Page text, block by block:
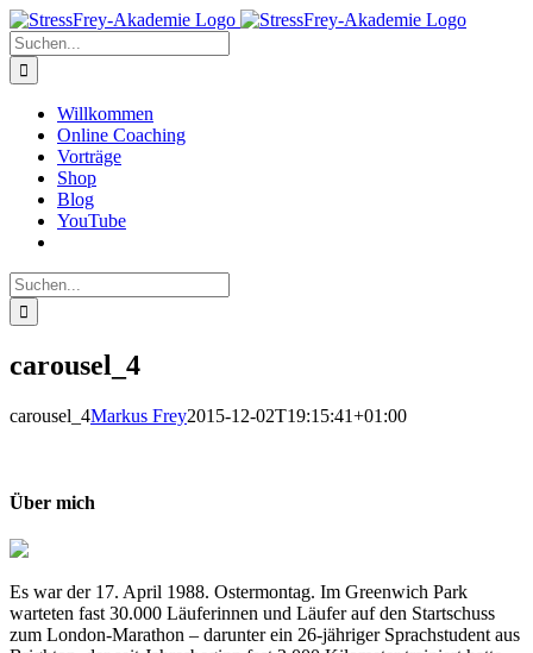
Zum
Inhalt
springen
Suche
nach:
Willkommen
Online Coaching
Vorträge
Shop
Blog
YouTube
Suche
nach:
carousel_4
carousel_4Markus Frey2015-12-02T19:15:41+01:00
Über mich
Es war der 17. April 1988. Ostermontag. Im Greenwich Park
warteten fast 30.000 Läuferinnen und Läufer auf den Startschuss
zum London-Marathon – darunter ein 26-jähriger Sprachstudent aus